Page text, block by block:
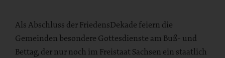
Als Abschluss der FriedensDekade feiern die
Gemeinden besondere Gottesdienste am Buß- und
Bettag, der nur noch im Freistaat Sachsen ein staatlich